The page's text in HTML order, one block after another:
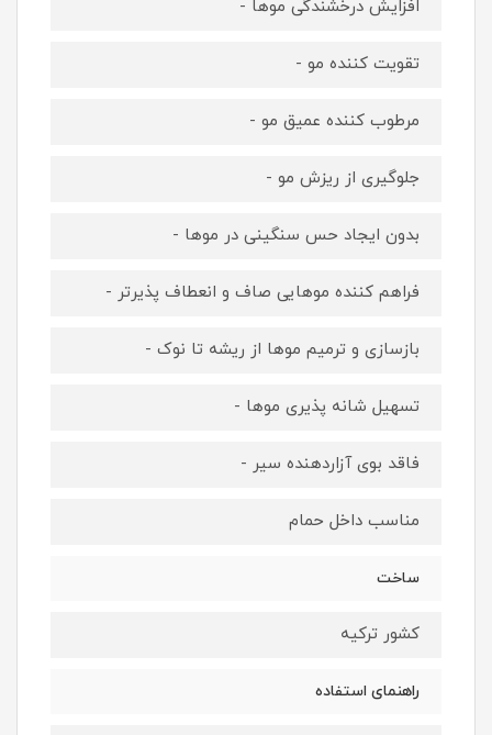
افزایش درخشندگی موها -
تقویت کننده مو -
مرطوب کننده عمیق مو -
جلوگیری از ریزش مو -
بدون ایجاد حس سنگینی در موها -
فراهم کننده موهایی صاف و انعطاف پذیرتر -
بازسازی و ترمیم موها از ریشه تا نوک -
تسهیل شانه پذیری موها -
فاقد بوی آزاردهنده سیر -
مناسب داخل حمام
ساخت
کشور ترکیه
راهنمای استفاده